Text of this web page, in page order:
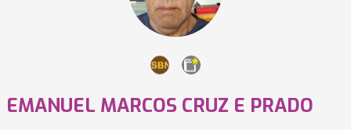
EMANUEL MARCOS CRUZ E PRADO